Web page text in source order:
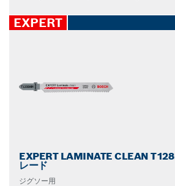
EXPERT
EXPERT LAMINATE CLEAN
レード
ジグソー用